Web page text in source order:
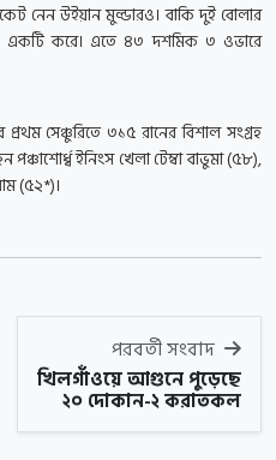
নেন উইয়ান মুল্ডারও। বাকি দুই বোলার
একটি করে। এতে ৪৩ দশমিক ৩ ওভারে
সেঞ্চুরিতে ৩১৫ রানের বিশাল সংগ্রহ
ইনিংস খেলা টেম্বা বাভুমা (৫৮),
(৫২*)।
পরবর্তী সংবাদ
খিলগাঁওয়ে আগুনে পুড়েছে
২০ দোকান-২ করাতকল